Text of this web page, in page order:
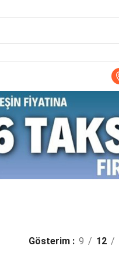
Gösterim 9 12